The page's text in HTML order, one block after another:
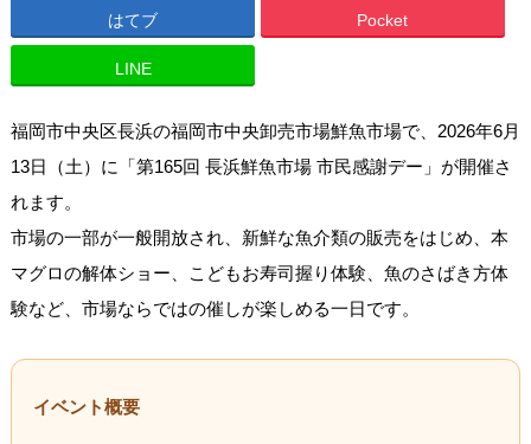
はてブ Pocket
LINE
福岡市中央区長浜の福岡市中央卸売市場鮮魚市場で、2026年6月
13日（土）に「第165回 長浜鮮魚市場 市民感謝デー」が開催さ
れます。
市場の一部が一般開放され、新鮮な魚介類の販売をはじめ、本
マグロの解体ショー、こどもお寿司握り体験、魚のさばき方体
験など、市場ならではの催しが楽しめる一日です。
イベント概要